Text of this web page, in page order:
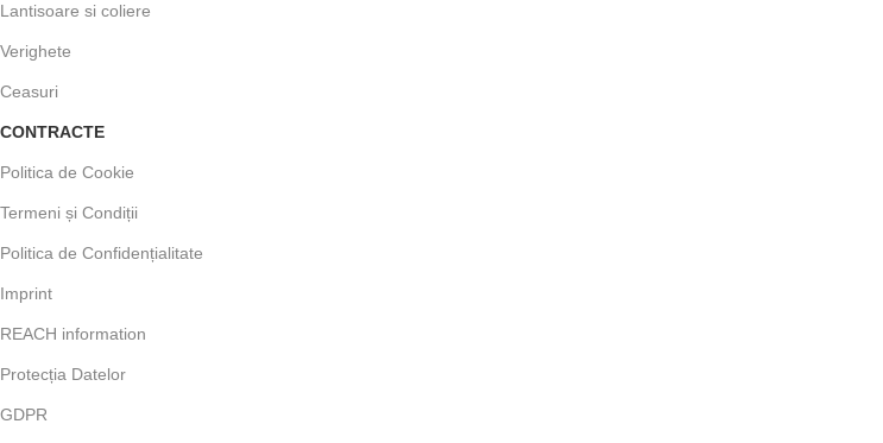
Lantisoare si coliere
Verighete
Ceasuri
CONTRACTE
Politica de Cookie
Termeni și Condiții
Politica de Confidențialitate
Imprint
REACH information
Protecția Datelor
GDPR